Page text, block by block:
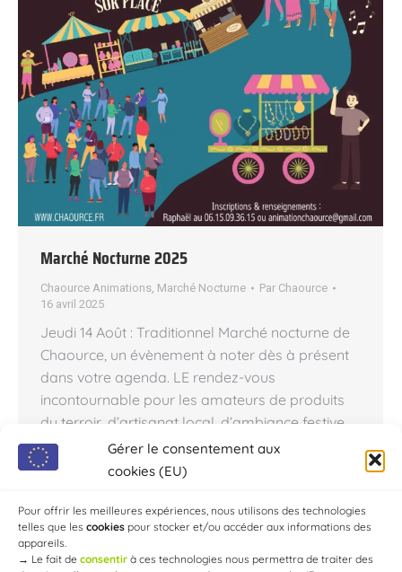
Gérer le consentement aux
cookies (EU)
Pour offrir les meilleures expériences, nous utilisons des technologies
telles que les cookies pour stocker et/ou accéder aux informations des
appareils.
→ Le fait de consentir à ces technologies nous permettra de traiter des
Marché Nocturne 2025
Chaource Animations, Marché Nocturne Par Chaource
16 avril 2025
Jeudi 14 Août : Traditionnel Marché nocturne de
Chaource, un évènement à noter dès à présent
dans votre agenda. LE rendez-vous
incontournable pour les amateurs de produits
du terroir, d’artisanat local, d’ambiance festive.
Venez découvrir les saveurs de la région, flâner
sous les étoiles, chiner, profiter d’une soirée
dans…